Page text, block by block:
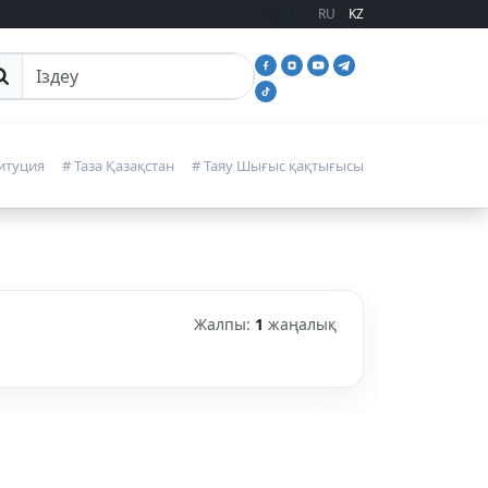
RU KZ
іздеу
# Таза Қазақстан # Таяу Шығыс қақтығысы
Жалпы: 1 жаңалық